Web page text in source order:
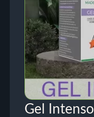
Gel Intenso